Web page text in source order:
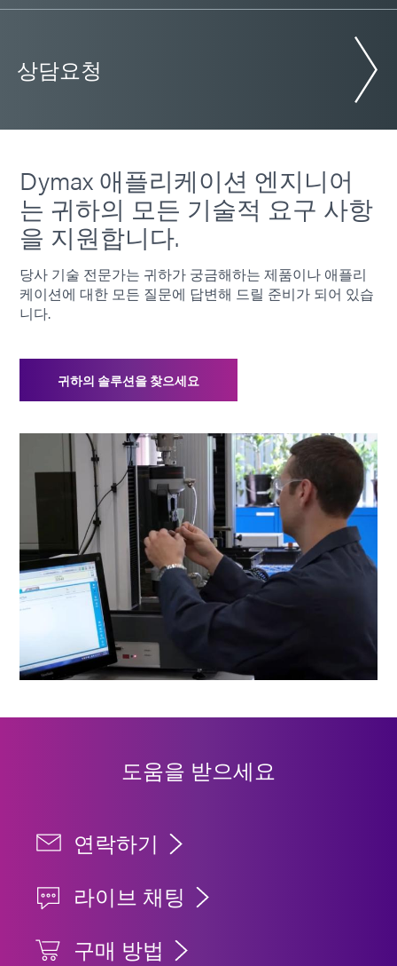
상담요청
Dymax 애플리케이션 엔지니어
는 귀하의 모든 기술적 요구 사항
을 지원합니다.
당사 기술 전문가는 귀하가 궁금해하는 제품이나 애플리
케이션에 대한 모든 질문에 답변해 드릴 준비가 되어 있습
니다.
귀하의 솔루션을 찾으세요
도움을 받으세요
연락하기
라이브 채팅
구매 방법